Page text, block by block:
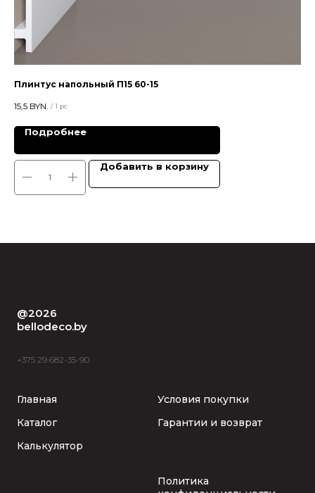
Плинтус напольный П15 60-15
15,5 BYN. / 1 pc
Подробнее
Добавить в корзину
@2026
bellodeco.by
+375 29 682-35-90
Главная
Каталог
Калькулятор
Условия покупки
Гарантии и возврат
Политика